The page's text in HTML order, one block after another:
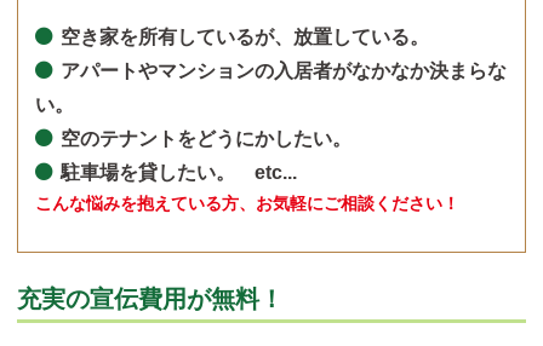
空き家を所有しているが、放置している。
アパートやマンションの入居者がなかなか決まらな
い。
空のテナントをどうにかしたい。
駐車場を貸したい。 etc...
こんな悩みを抱えている方、お気軽にご相談ください！
充実の宣伝費用が無料！